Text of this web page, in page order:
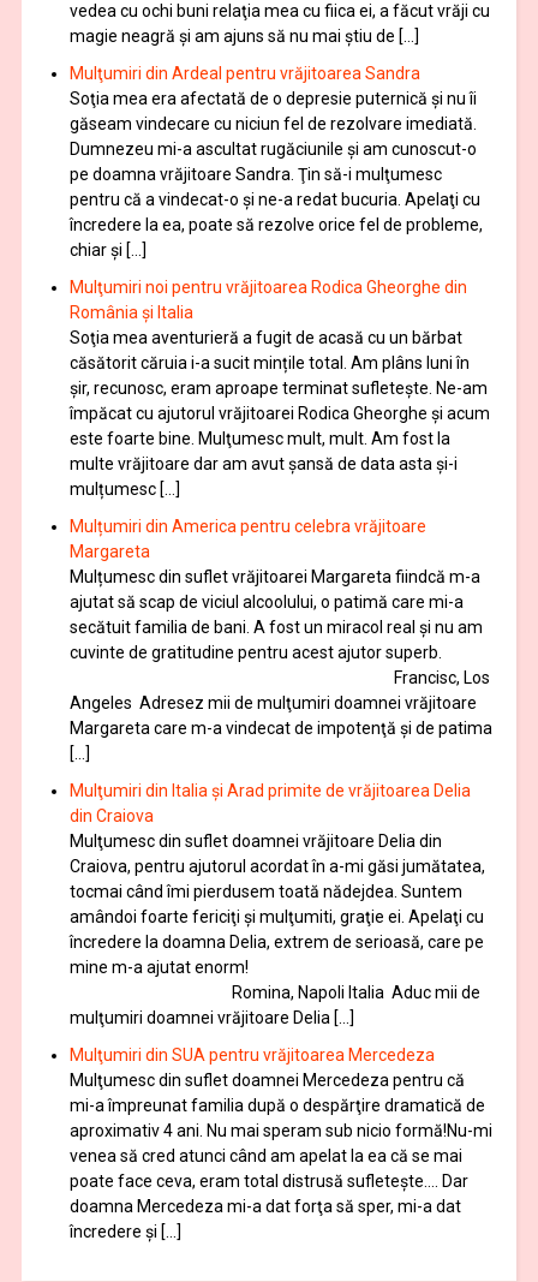
vedea cu ochi buni relaţia mea cu fiica ei, a făcut vrăji cu
magie neagră şi am ajuns să nu mai ştiu de […]
Mulţumiri din Ardeal pentru vrăjitoarea Sandra
Soţia mea era afectată de o depresie puternică şi nu îi
găseam vindecare cu niciun fel de rezolvare imediată.
Dumnezeu mi-a ascultat rugăciunile şi am cunoscut-o
pe doamna vrăjitoare Sandra. Ţin să-i mulţumesc
pentru că a vindecat-o şi ne-a redat bucuria. Apelaţi cu
încredere la ea, poate să rezolve orice fel de probleme,
chiar şi […]
Mulţumiri noi pentru vrăjitoarea Rodica Gheorghe din
România și Italia
Soţia mea aventurieră a fugit de acasă cu un bărbat
căsătorit căruia i-a sucit mințile total. Am plâns luni în
șir, recunosc, eram aproape terminat sufletește. Ne-am
împăcat cu ajutorul vrăjitoarei Rodica Gheorghe şi acum
este foarte bine. Mulţumesc mult, mult. Am fost la
multe vrăjitoare dar am avut șansă de data asta și-i
mulțumesc […]
Mulțumiri din America pentru celebra vrăjitoare
Margareta
Mulțumesc din suflet vrăjitoarei Margareta fiindcă m-a
ajutat să scap de viciul alcoolului, o patimă care mi-a
secătuit familia de bani. A fost un miracol real și nu am
cuvinte de gratitudine pentru acest ajutor superb.
Francisc, Los
Angeles Adresez mii de mulţumiri doamnei vrăjitoare
Margareta care m-a vindecat de impotenţă şi de patima
[…]
Mulţumiri din Italia și Arad primite de vrăjitoarea Delia
din Craiova
Mulţumesc din suflet doamnei vrăjitoare Delia din
Craiova, pentru ajutorul acordat în a-mi găsi jumătatea,
tocmai când îmi pierdusem toată nădejdea. Suntem
amândoi foarte fericiţi şi mulţumiti, graţie ei. Apelaţi cu
încredere la doamna Delia, extrem de serioasă, care pe
mine m-a ajutat enorm!
Romina, Napoli Italia Aduc mii de
mulţumiri doamnei vrăjitoare Delia […]
Mulţumiri din SUA pentru vrăjitoarea Mercedeza
Mulţumesc din suflet doamnei Mercedeza pentru că
mi-a împreunat familia după o despărţire dramatică de
aproximativ 4 ani. Nu mai speram sub nicio formă!Nu-mi
venea să cred atunci când am apelat la ea că se mai
poate face ceva, eram total distrusă sufleteşte…. Dar
doamna Mercedeza mi-a dat forţa să sper, mi-a dat
încredere şi […]